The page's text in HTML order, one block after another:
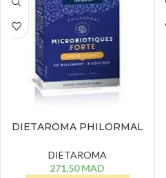
DIETAROMA PHILORMAL
DIETAROMA
271,50MAD